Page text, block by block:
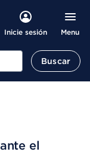
Inicie sesión Menu
Buscar
el